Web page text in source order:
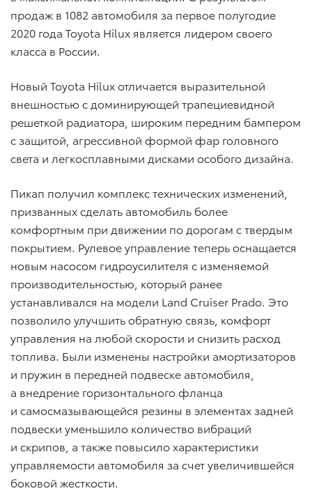
продаж в 1082 автомобиля за первое полугодие
2020 года Toyota Hilux является лидером своего
класса в России.
Новый Toyota Hilux отличается выразительной
внешностью с доминирующей трапециевидной
решеткой радиатора, широким передним бампером
с защитой, агрессивной формой фар головного
света и легкосплавными дисками особого дизайна.
Пикап получил комплекс технических изменений,
призванных сделать автомобиль более
комфортным при движении по дорогам с твердым
покрытием. Рулевое управление теперь оснащается
новым насосом гидроусилителя с изменяемой
производительностью, который ранее
устанавливался на модели Land Cruiser Prado. Это
позволило улучшить обратную связь, комфорт
управления на любой скорости и снизить расход
топлива. Были изменены настройки амортизаторов
и пружин в передней подвеске автомобиля,
а внедрение горизонтального фланца
и самосмазывающейся резины в элементах задней
подвески уменьшило количество вибраций
и скрипов, а также повысило характеристики
управляемости автомобиля за счет увеличившейся
боковой жесткости.